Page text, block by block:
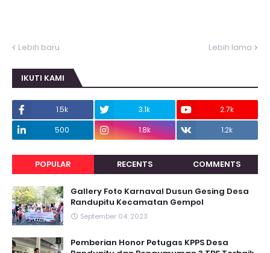
Lebih baru Lebih lama
IKUTI KAMI
1.5k 3.1k
2.7k
500
1.8k 1.2k
POPULAR RECENTS COMMENTS
Gallery Foto Karnaval Dusun Gesing Desa
Randupitu Kecamatan Gempol
September 04, 2023
Pemberian Honor Petugas KPPS Desa